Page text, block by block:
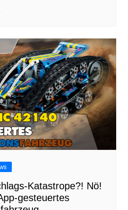
Katastrope?! Nö!
gesteuertes